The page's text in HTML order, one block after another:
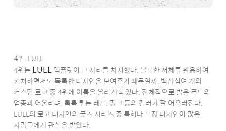
4위. LULL
4위는 LULL템플릿이 그 자리를 차지했다. 볼드한 서체를 활용하여
키치하면서도 독특한 디자인을 보여주기 때문일까. 백삼십여 개의
커스텀 로고 중 4위에 이름을 올리게 되었다. 전체적으로 밝은 무드의
업종과 어울리며, 톡톡 튀는 레드, 핑크 등의 컬러가 잘 어우러진다.
LULL의 로고 디자인의 굿즈 시리즈 중 특히나 도장 디자인이 많은
사람들에게 관심을 받았다.